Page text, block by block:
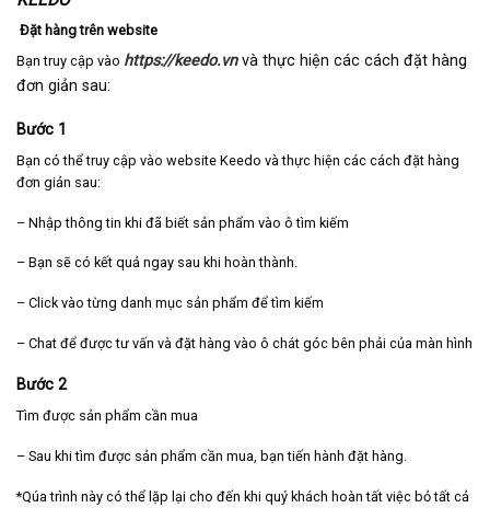
Đặt hàng trên website
Bạn truy cập vào https://keedo.vnvà thực hiện các cách đặt hàng
đơn giản sau:
Bước 1
Bạn có thể truy cập vào website Keedo và thực hiện các cách đặt hàng
đơn giản sau:
– Nhập thông tin khi đã biết sản phẩm vào ô tìm kiếm
– Bạn sẽ có kết quả ngay sau khi hoàn thành.
– Click vào từng danh mục sản phẩm để tìm kiếm
– Chat để được tư vấn và đặt hàng vào ô chát góc bên phải của màn hình
Bước 2
Tìm được sản phẩm cần mua
– Sau khi tìm được sản phẩm cần mua, bạn tiến hành đặt hàng.
*Qúa trình này có thể lặp lại cho đến khi quý khách hoàn tất việc bỏ tất cả